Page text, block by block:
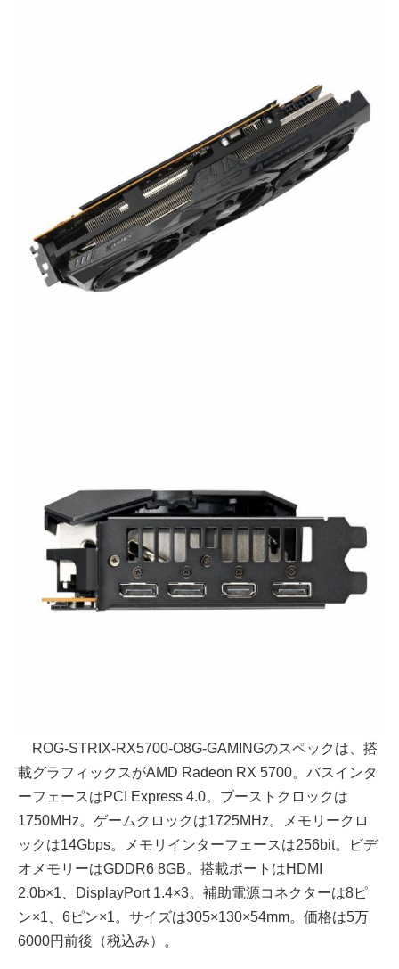
ROG-STRIX-RX5700-O8G-GAMINGのスペックは、搭
載グラフィックスがAMD Radeon RX 5700。バスインタ
ーフェースはPCI Express 4.0。ブーストクロックは
1750MHz。ゲームクロックは1725MHz。メモリークロ
ックは14Gbps。メモリインターフェースは256bit。ビデ
オメモリーはGDDR6 8GB。搭載ポートはHDMI
2.0b×1、DisplayPort 1.4×3。補助電源コネクターは8ピ
ン×1、6ピン×1。サイズは305×130×54mm。価格は5万
6000円前後（税込み）。